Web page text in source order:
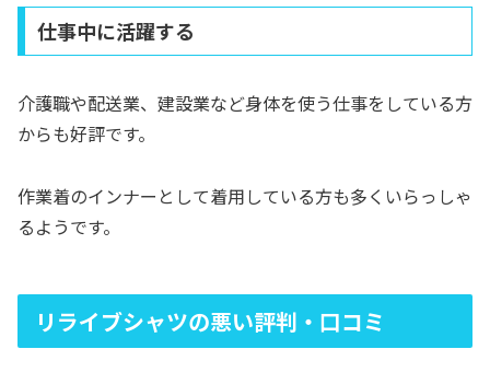
仕事中に活躍する
介護職や配送業、建設業など身体を使う仕事をしている方
からも好評です。
作業着のインナーとして着用している方も多くいらっしゃ
るようです。
リライブシャツの悪い評判・口コミ